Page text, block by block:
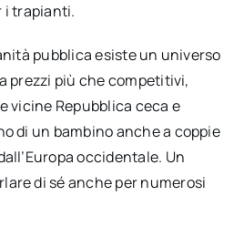
i trapianti.
pubblica esiste un universo
prezzi più che competitivi,
vicine Repubblica ceca e
di un bambino anche a coppie
occidentale. Un
di sé anche per numerosi